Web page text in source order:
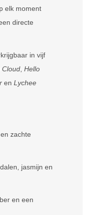
elk moment
directe
in vijf
Cloud Hello
en Lychee
zachte
jasmijn en
en een